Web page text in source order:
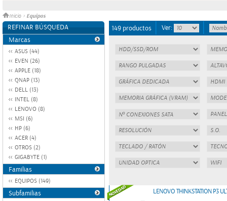
Inicio > Equipos
REFINAR BÚSQUEDA
Marcas
ASUS (44)
EVEN (26)
APPLE (18)
QNAP (13)
DELL (13)
INTEL (8)
LENOVO (8)
MSI (6)
HP (6)
ACER (4)
OTROS (2)
GIGABYTE (1)
Familias
EQUIPOS (149)
Subfamilias
149 productos Ver:
LENOVO THINKSTATION P3